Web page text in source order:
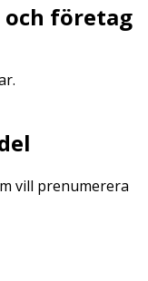
och företag
vill prenumerera